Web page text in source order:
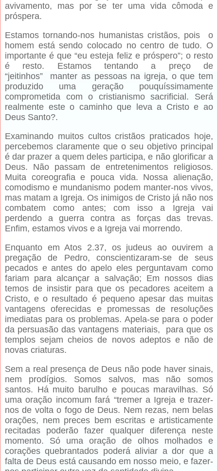
avivamento, mas por se ter uma vida cômoda e
próspera.
Estamos tornando-nos humanistas cristãos, pois o
homem está sendo colocado no centro de tudo. O
importante é que “eu esteja feliz e próspero”; o resto
é resto. Estamos tentando a preço de
“jeitinhos” manter as pessoas na igreja, o que tem
produzido uma geração pouquíssimamente
comprometida com o cristianismo sacrificial. Será
realmente este o caminho que leva a Cristo e ao
Deus Santo?.
Examinando muitos cultos cristãos praticados hoje,
percebemos claramente que o seu objetivo principal
é dar prazer a quem deles participa, e não glorificar a
Deus. Não passam de entretenimentos religiosos.
Muita coreografia e pouca vida. Nossa alienação,
comodismo e mundanismo podem manter-nos vivos,
mas matam a Igreja. Os inimigos de Cristo já não nos
combatem como antes; com isso a Igreja vai
perdendo a guerra contra as forças das trevas.
Enfim, estamos vivos e a Igreja vai morrendo.
Enquanto em Atos 2.37, os judeus ao ouvirem a
pregação de Pedro, conscientizaram-se de seus
pecados e antes do apelo eles perguntavam como
fariam para alcançar a salvação; Em nossos dias
temos de insistir para que os pecadores aceitem a
Cristo, e o resultado é pequeno apesar das muitas
vantagens oferecidas e promessas de resoluções
imediatas para os problemas. Apela-se para o poder
da persuasão das vantagens materiais, para que os
templos sejam cheios de novos adeptos e não de
novas criaturas.
Sem a real presença de Deus não pode haver sinais,
nem prodígios. Somos salvos, mas não somos
santos. Há muito barulho e poucas maravilhas. Só
uma oração incomum fará “tremer a Igreja e trazer-
nos de volta o fogo de Deus. Nem rezas, nem belas
orações, nem preces bem escritas e artisticamente
recitadas poderão fazer qualquer diferença neste
momento. Só uma oração de olhos molhados e
corações quebrantados poderá aliviar a dor que a
falta de Deus está causando em nosso meio, e fazer-